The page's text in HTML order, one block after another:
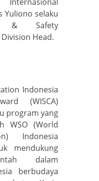
Yuliono selaku
& Safety
Head.
Indonesia
(WISCA)
program yang
WSO (World
Indonesia
mendukung
dalam
berbudaya